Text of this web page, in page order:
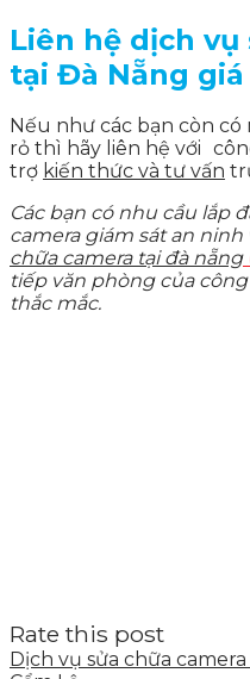
Liên hệ dịch vụ
tại Đà Nẵng
Nếu như các bạn còn
rỏ thì hãy liên hệ với
trợ kiến thức và tư vấn
Các bạn có nhu cầu lắp
camera giám sát an
chữa camera tại đà nẵng
tiếp văn phòng của
thắc mắc.
Rate this post
Dịch vụ sửa chữa